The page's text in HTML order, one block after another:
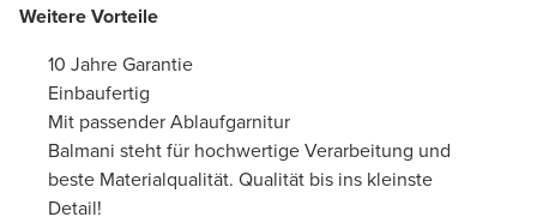
Weitere Vorteile
10 Jahre Garantie
Einbaufertig
Mit passender Ablaufgarnitur
Balmani steht für hochwertige Verarbeitung und
beste Materialqualität. Qualität bis ins kleinste
Detail!